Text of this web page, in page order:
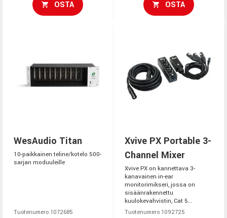
OSTA OSTA
WesAudio Titan
10-paikkainen teline/kotelo 500-
sarjan moduuleille
Tuotenumero 1072685
Xvive PX Portable 3-
Channel Mixer
Xvive PX on kannettava 3-
kanavainen in-ear
monitorimikseri, jossa on
sisäänrakennettu
kuulokevahvistin, Cat 5...
Tuotenumero 1092725